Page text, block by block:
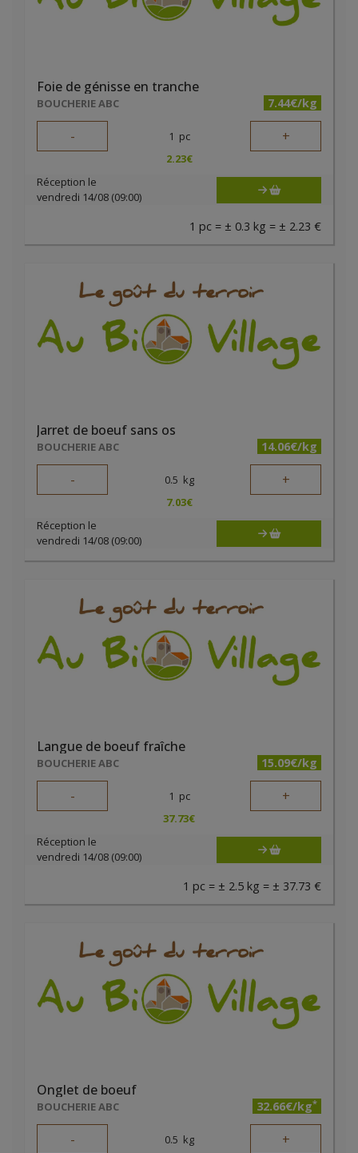
Foie de génisse en tranche
BOUCHERIE ABC 7.44€/kg
- 1 pc +
2.23€
Réception le
vendredi 14/08 (09:00)
1 pc = ± 0.3 kg = ± 2.23 €
Jarret de boeuf sans os
BOUCHERIE ABC 14.06€/kg
- 0.5 kg +
7.03€
Réception le
vendredi 14/08 (09:00)
Langue de boeuf fraîche
BOUCHERIE ABC 15.09€/kg
- 1 pc +
37.73€
Réception le
vendredi 14/08 (09:00)
1 pc = ± 2.5 kg = ± 37.73 €
Onglet de boeuf
BOUCHERIE ABC 32.66€/kg*
- 0.5 kg +